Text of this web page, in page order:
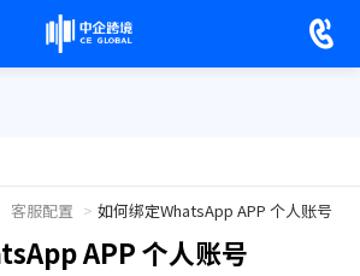
客服配置 > 如何绑定WhatsApp APP 个人账号
APP 个人账号